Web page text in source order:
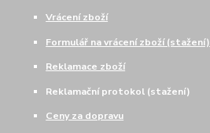
Vrácení zboží
Formulář na vrácení zboží (stažení)
Reklamace zboží
Reklamační protokol (stažení)
Ceny za dopravu